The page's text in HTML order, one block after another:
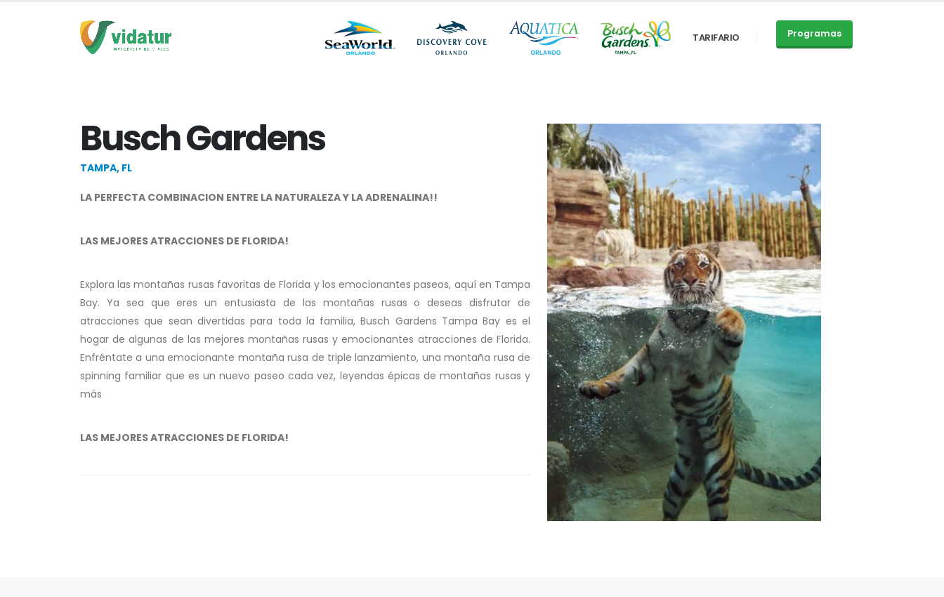
TARIFARIO Programas
Busch Gardens
TAMPA, FL
LA PERFECTA COMBINACION ENTRE LA NATURALEZA Y LA ADRENALINA!!
LAS MEJORES ATRACCIONES DE FLORIDA!
Explora las montañas rusas favoritas de Florida y los emocionantes paseos, aquí en Tampa
Bay. Ya sea que eres un entusiasta de las montañas rusas o deseas disfrutar de
atracciones que sean divertidas para toda la familia, Busch Gardens Tampa Bay es el
hogar de algunas de las mejores montañas rusas y emocionantes atracciones de Florida.
Enfréntate a una emocionante montaña rusa de triple lanzamiento, una montaña rusa de
spinning familiar que es un nuevo paseo cada vez, leyendas épicas de montañas rusas y
más
LAS MEJORES ATRACCIONES DE FLORIDA!